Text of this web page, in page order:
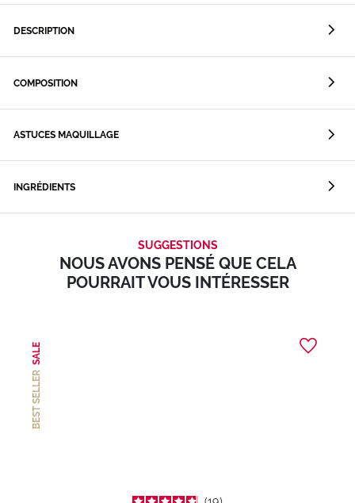
DESCRIPTION
COMPOSITION
ASTUCES MAQUILLAGE
INGRÉDIENTS
SUGGESTIONS
NOUS AVONS PENSÉ QUE CELA
POURRAIT VOUS INTÉRESSER
BEST SELLER
SALE